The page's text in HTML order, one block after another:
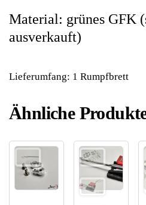
Material: grünes GFK
ausverkauft)
Lieferumfang: 1 Rumpfbrett
Ähnliche